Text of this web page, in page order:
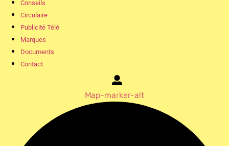
Conseils
Circulaire
Publicité Télé
Marques
Documents
Contact
Map-marker-alt